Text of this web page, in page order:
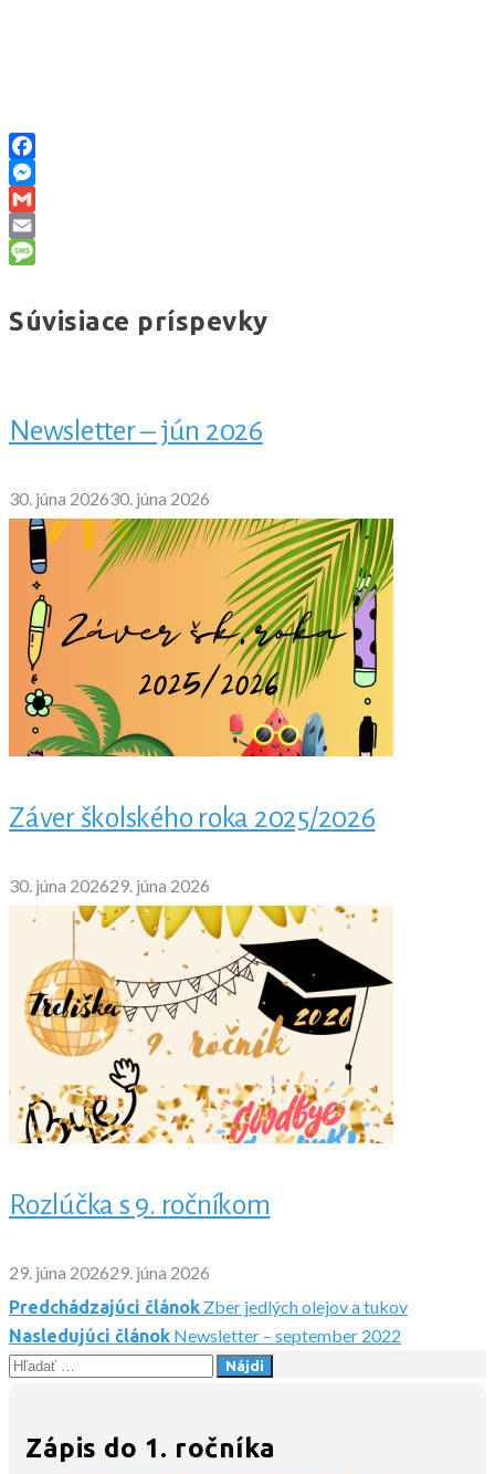
Facebook
Messenger
Gmail
Email
Súvisiace príspevky
Newsletter – jún 2026
30. júna 202630. júna 2026
Záver školského roka 2025/2026
30. júna 202629. júna 2026
Rozlúčka s 9. ročníkom
29. júna 202629. júna 2026
Navigácia
v
článku
Predchádzajúci článok Zber jedlých olejov a tukov
Nasledujúci článok Newsletter – september 2022
Hľadať:
Zápis do 1. ročníka